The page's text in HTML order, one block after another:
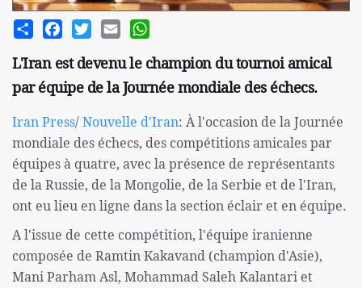
Share FacebookTwitterEmail
L'Iran est devenu le champion du tournoi amical
par équipe de la Journée mondiale des échecs.
Iran Press/Nouvelle d'Iran: À l'occasion de la Journée
mondiale des échecs, des compétitions amicales par
équipes à quatre, avec la présence de représentants
de la Russie, de la Mongolie, de la Serbie et de l'Iran,
ont eu lieu en ligne dans la section éclair et en équipe.
A l'issue de cette compétition, l'équipe iranienne
composée de Ramtin Kakavand (champion d'Asie),
Mani Parham Asl, Mohammad Saleh Kalantari et